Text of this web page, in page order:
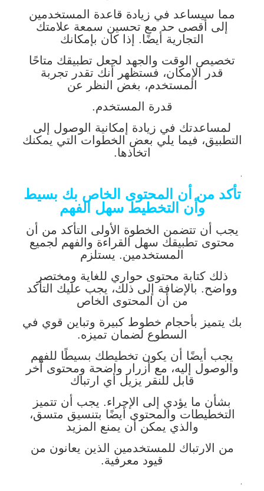
مما سيساعد في زيادة قاعدة المستخدمين
إلى أقصى حد مع تحسين سمعة علامتك
التجارية أيضًا. إذا كان بإمكانك
تخصيص الوقت والجهد لجعل تطبيقك متاحًا
قدر الإمكان، فستظهر أنك تقدر تجربة
المستخدم، بغض النظر عن
قدرة المستخدم.
لمساعدتك في زيادة إمكانية الوصول إلى
التطبيق، فيما يلي بعض الخطوات التي يمكنك
اتخاذها.
.
تأكد من أن المحتوى الخاص بك بسيط
وأن التخطيط سهل الفهم
يجب أن تتضمن الخطوة الأولى التأكد من أن
محتوى تطبيقك سهل القراءة والفهم لجميع
المستخدمين. يستلزم
ذلك كتابة محتوى حواري للغاية ومختصر
وواضح. بالإضافة إلى ذلك، يجب عليك التأكد
من أن المحتوى الخاص
بك يتميز بأحجام خطوط كبيرة وتباين قوي في
السطوع لضمان تميزه.
يجب أيضًا أن يكون تخطيطك بسيطًا للفهم
والوصول إليه، مع أزرار واضحة ومحتوى آخر
قابل للنقر يزيل أي ارتباك
بشأن ما يؤدي إلى الإجراء. يجب أن تتميز
التخطيطات والمحتوى أيضًا بتنسيق متسق،
والذي يمكن أن يمنع المزيد
من الارتباك للمستخدمين الذين يعانون من
قيود معرفية.
.